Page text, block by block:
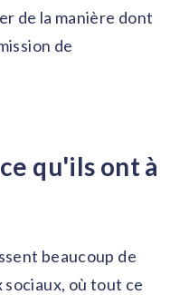
de la manière dont
de
qu'ils ont à
beaucoup de
sociaux, où tout ce